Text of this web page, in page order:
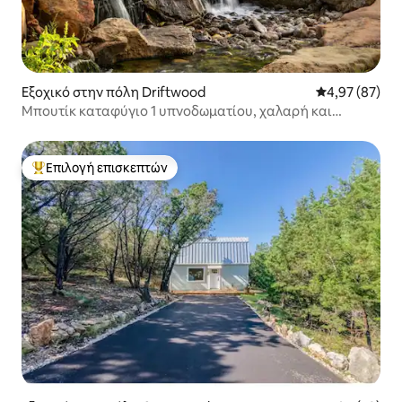
Εξοχικό στην πόλη Driftwood Μέση
4,97 (87)
Μπουτίκ καταφύγιο 1 υπνοδωματίου, χαλαρή και
Κορυφαία επιλογή επισκεπτών
Επιλογή επισκεπτών